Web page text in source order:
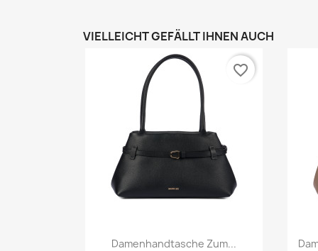
VIELLEICHT GEFÄLLT IHNEN AUCH
Vorschau
Damenhandtasche Zum...
favorite_border